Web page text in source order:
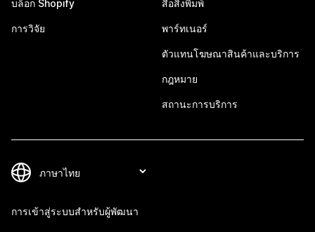
บล็อก Shopify
การวิจัย
สื่อสิ่งพิมพ์
พาร์ทเนอร์
ตัวแทนโฆษณาสินค้าและบริการ
กฎหมาย
สถานะการบริการ
การเข้าสู่ระบบสำหรับผู้พัฒนา